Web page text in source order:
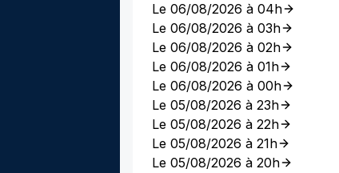
Le 06/08/2026 à 04h
Le 06/08/2026 à 03h
Le 06/08/2026 à 02h
Le 06/08/2026 à 01h
Le 06/08/2026 à 00h
Le 05/08/2026 à 23h
Le 05/08/2026 à 22h
Le 05/08/2026 à 21h
Le 05/08/2026 à 20h